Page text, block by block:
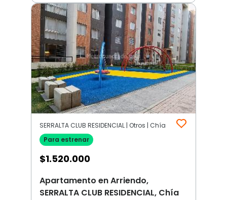
SERRALTA CLUB RESIDENCIAL | Otros | Chía
Para estrenar
$1.520.000
Apartamento en Arriendo,
SERRALTA CLUB RESIDENCIAL, Chía